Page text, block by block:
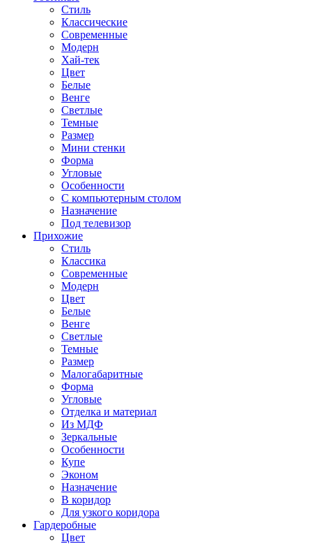
Стиль
Классические
Современные
Модерн
Хай-тек
Цвет
Белые
Венге
Светлые
Темные
Размер
Мини стенки
Форма
Угловые
Особенности
С компьютерным столом
Назначение
Под телевизор
Прихожие
Стиль
Классика
Современные
Модерн
Цвет
Белые
Венге
Светлые
Темные
Размер
Малогабаритные
Форма
Угловые
Отделка и материал
Из МДФ
Зеркальные
Особенности
Купе
Эконом
Назначение
В коридор
Для узкого коридора
Гардеробные
Цвет